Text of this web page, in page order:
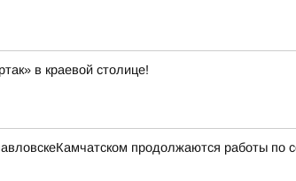
в краевой столице!
продолжаются работы по